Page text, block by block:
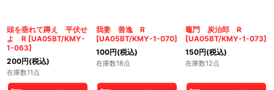
頭を垂れて蹲え 平伏せ
よ R [UA05BT/KMY-
1-063]
200円(税込)
在庫数11点
我妻 善逸 R
[UA05BT/KMY-1-070]
100円(税込)
在庫数18点
竈門 炭治郎 R
[UA05BT/KMY-1-073]
150円(税込)
在庫数12点